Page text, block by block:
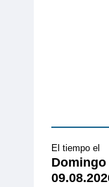
El tiempo el
Domingo